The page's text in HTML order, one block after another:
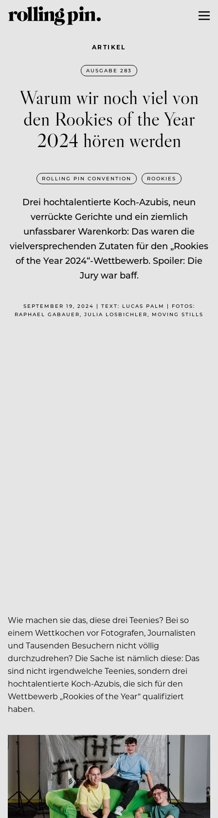
ARTIKEL
AUSGABE 283
Warum wir noch viel von
den Rookies of the Year
2024 hören werden
ROLLING PIN CONVENTION ROOKIES
Drei hochtalentierte Koch-Azubis, neun
verrückte Gerichte und ein ziemlich
unfassbarer Warenkorb: Das waren die
vielversprechenden Zutaten für den „Rookies
of the Year 2024“-Wettbewerb. Spoiler: Die
Jury war baff.
SEPTEMBER 19, 2024 | TEXT: LUCAS PALM | FOTOS:
RAPHAEL GABAUER, JULIA LOSBICHLER, MOVING STILLS
Wie machen sie das, diese drei Teenies? Bei so
einem Wettkochen vor Fotografen, Journalisten
und Tausenden Besuchern nicht völlig
durchzudrehen? Die Sache ist nämlich diese: Das
sind nicht irgendwelche Teenies, sondern drei
hochtalentierte Koch-Azubis, die sich für den
Wettbewerb „Rookies of the Year“ qualifiziert
haben.